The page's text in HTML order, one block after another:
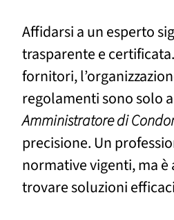
Affidarsi a un esperto
trasparente e
fornitori,
regolamenti sono solo
Amministratore di
precisione. Un
normative vigenti, ma
trovare soluzioni